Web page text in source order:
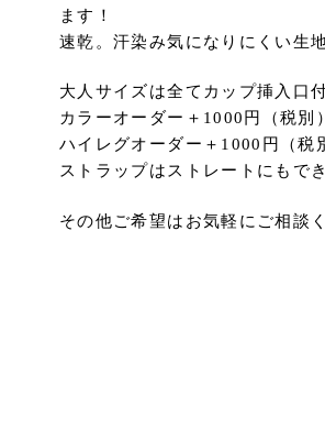
ます！
速乾。汗染み気になりにくい生
大人サイズは全てカップ挿入口
カラーオーダー＋1000円（税別）
ハイレグオーダー＋1000円（税
ストラップはストレートにもで
その他ご希望はお気軽にご相談